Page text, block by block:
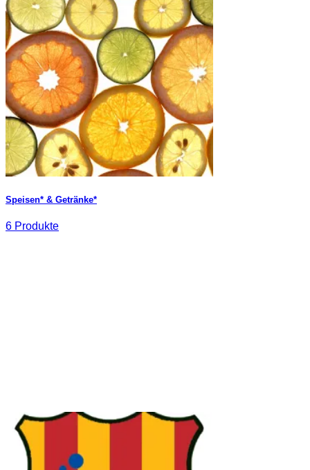
Speisen* & Getränke*
6 Produkte